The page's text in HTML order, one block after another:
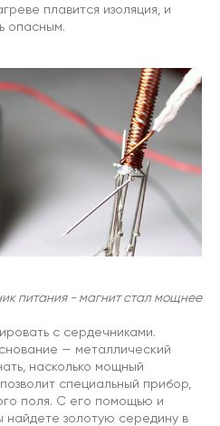
плавится изоляция, и
опасным.
питания - магнит стал мощнее
с сердечниками.
— металлический
насколько мощный
специальный прибор,
поля. С его помощью и
найдете золотую середину в